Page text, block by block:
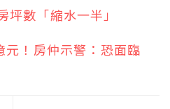
數「縮水一半」
！房仲示警：恐面臨